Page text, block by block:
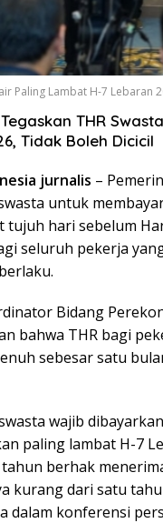
Paling Lambat H-7 Lebaran
THR
Tidak Boleh Dicicil
jurnalis –
untuk
tujuh hari sebelum
seluruh pekerja
Bidang
bahwa THR bagi
sebesar satu
wajib
paling lambat H-7
berhak
kurang dari satu
dalam konferensi